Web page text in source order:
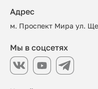
Адрес
м. Проспект Мира ул.
Мы в соцсетях